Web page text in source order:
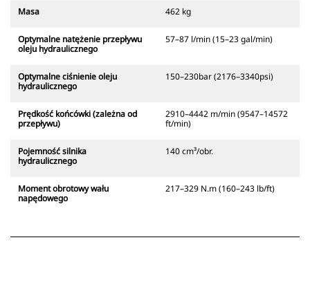
Masa 462 kg
Optymalne natężenie przepływu
oleju hydraulicznego
57–87 l/min (15–23 gal/min)
Optymalne ciśnienie oleju
hydraulicznego
150–230bar (2176–3340psi)
Prędkość końcówki (zależna od
przepływu)
2910–4442 m/min (9547–14572
ft/min)
Pojemność silnika
hydraulicznego
140 cm³/obr.
Moment obrotowy wału
napędowego
217–329 N.m (160–243 lb/ft)